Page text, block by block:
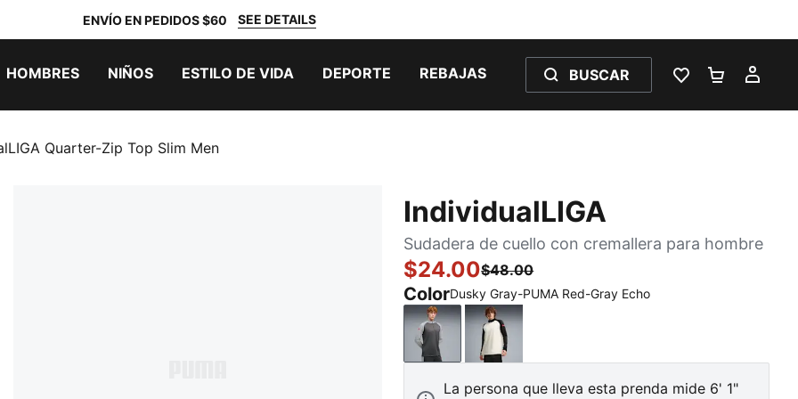
ENVÍO EN PEDIDOS $60 SEE DETAILS
HOMBRES NIÑOS ESTILO DE VIDA DEPORTE REBAJAS BUSCAR
LISTA DE
Quarter-Zip Top Slim Men
IndividualLIGA
Sudadera de cuello con cremallera para hombre
$24.00$48.00
ColorDusky Gray-PUMA Red-Gray Echo
Dusky Gray-PUMA Red-Gray Echo
Sugared Almond-Ultra Red-PUMA Black
La persona que lleva esta prenda mide 6' 1"